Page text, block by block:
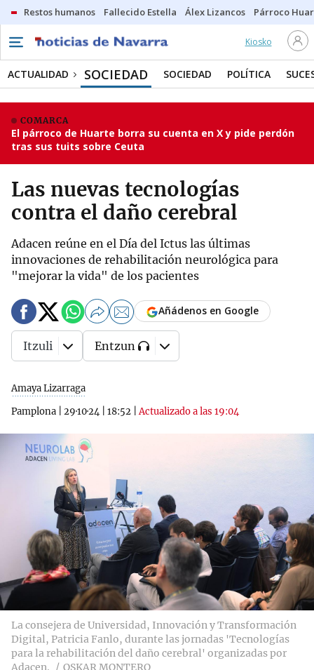
Restos humanos Fallecido Estella Álex Lizancos Párroco
Kiosko
ACTUALIDAD SOCIEDAD SOCIEDAD POLÍTICA
COMARCA
El párroco de Huarte borra su cuenta en X y pide perdón
tras sus tuits sobre Ceuta
Las nuevas tecnologías
contra el daño cerebral
Adacen reúne en el Día del Ictus las últimas
innovaciones de rehabilitación neurológica para
"mejorar la vida" de los pacientes
Amaya Lizarraga
Pamplona
29·10·24 18:52 |Actualizado a las 19:04
Añádenos en Google
Itzuli Entzun
La consejera de Universidad, Innovación y Transformación
Digital, Patricia Fanlo, durante las jornadas 'Tecnologías
para la rehabilitación del daño cerebral' organizadas por